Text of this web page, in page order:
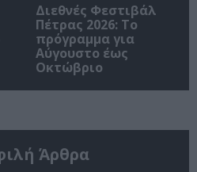
Διεθνές Φεστιβάλ
Πέτρας 2026: Το
πρόγραμμα για
Αύγουστο έως
Οκτώβριο
Άρθρα